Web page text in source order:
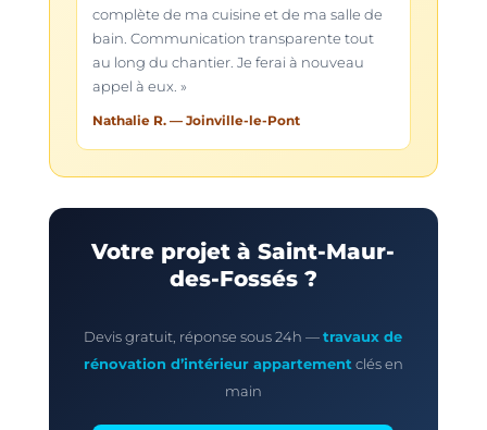
complète de ma cuisine et de ma salle de
bain. Communication transparente tout
au long du chantier. Je ferai à nouveau
appel à eux. »
Nathalie R.— Joinville-le-Pont
Votre projet à Saint-Maur-
des-Fossés ?
Devis gratuit, réponse sous 24h —travaux de
rénovation d’intérieur appartement clés en
main